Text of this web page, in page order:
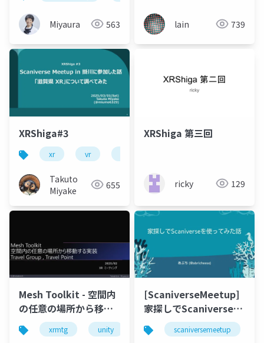
Miyaura 563 lain 739
XRShiga#3
xr vr
Takuto
Miyake
655
XRShiga 第三回
ricky 129
Mesh Toolkit - 空間内
の任意の場所から移動
する実装(Travel
Group,Travel Point)
xrmtg unity microsoft mesh
[ScaniverseMeetup]
家探しでScaniverseを
使ってみた話など
scaniversemeetup